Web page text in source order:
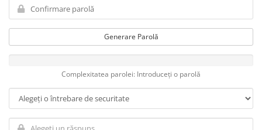
Generare Parolă
Complexitatea parolei: Introduceți o parolă